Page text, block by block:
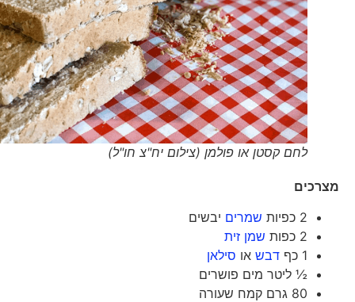
לחם קסטן או פולמן (צילום יח"צ חו"ל)
מצרכים
2 כפיות
שמריםיבשים
2 כפות
שמן זית
1 כף
דבשאו סילאן
½ ליטר מים פושרים
80 גרם קמח שעורה